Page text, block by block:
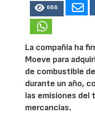
688
La compañía ha
Moeve para
de combustible
durante un año,
las emisiones del
mercancías.